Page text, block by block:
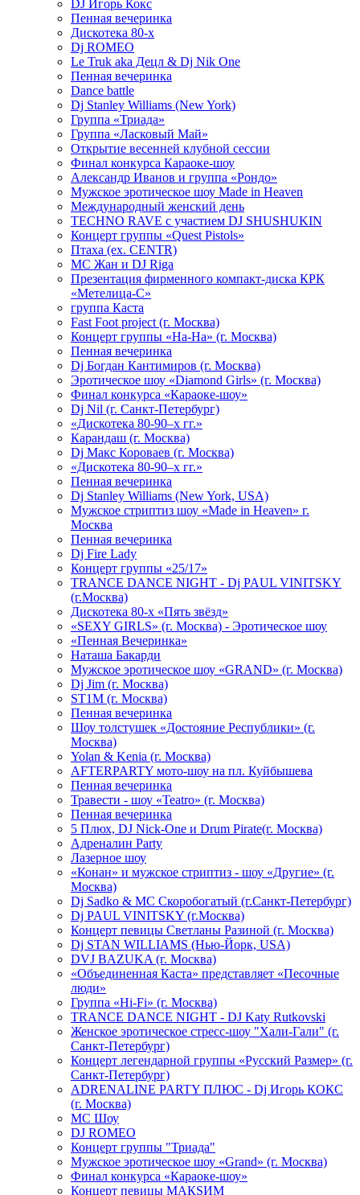
DJ Игорь Кокс
Пенная вечеринка
Дискотека 80-х
Dj ROMEO
Le Truk aka Децл & Dj Nik One
Пенная вечеринка
Dance battle
Dj Stanley Williams (New York)
Группа «Триада»
Группа «Ласковый Май»
Открытие весенней клубной сессии
Финал конкурса Караоке-шоу
Александр Иванов и группа «Рондо»
Мужское эротическое шоу Made in Heaven
Международный женский день
TECHNO RAVE с участием DJ SHUSHUKIN
Концерт группы «Quest Pistols»
Птаха (ex. CENTR)
МС Жан и DJ Riga
Презентация фирменного компакт-диска КРК
«Метелица-С»
группа Каста
Fast Foot project (г. Москва)
Концерт группы «На-На» (г. Москва)
Пенная вечеринка
Dj Богдан Кантимиров (г. Москва)
Эротическое шоу «Diamond Girls» (г. Москва)
Финал конкурса «Караоке-шоу»
Dj Nil (г. Санкт-Петербург)
«Дискотека 80-90–х гг.»
Карандаш (г. Москва)
Dj Макс Короваев (г. Москва)
«Дискотека 80-90–х гг.»
Пенная вечеринка
Dj Stanley Williams (New York, USA)
Мужское стриптиз шоу «Made in Heaven» г.
Москва
Пенная вечеринка
Dj Fire Lady
Концерт группы «25/17»
TRANCE DANCE NIGHT - Dj PAUL VINITSKY
(г.Москва)
Дискотека 80-х «Пять звёзд»
«SEXY GIRLS» (г. Москва) - Эротическое шоу
«Пенная Вечеринка»
Hаташа Бакарди
Мужское эротическое шоу «GRAND» (г. Москва)
Dj Jim (г. Москва)
ST1M (г. Москва)
Пенная вечеринка
Шоу толстушек «Достояние Республики» (г.
Москва)
Yolan & Kenia (г. Москва)
AFTERPARTY мото-шоу на пл. Куйбышева
Пенная вечеринка
Травести - шоу «Teatro» (г. Москва)
Пенная вечеринка
5 Плюх, DJ Nick-One и Drum Pirate(г. Москва)
Адреналин Party
Лазерное шоу
«Конан» и мужское стриптиз - шоу «Другие» (г.
Москва)
Dj Sadko & МС Скоробогатый (г.Санкт-Петербург)
Dj PAUL VINITSKY (г.Москва)
Концерт певицы Светланы Разиной (г. Москва)
Dj STAN WILLIAMS (Нью-Йорк, USA)
DVJ BAZUKA (г. Москва)
«Объединенная Каста» представляет «Песочные
люди»
Группа «Hi-Fi» (г. Москва)
TRANCE DANCE NIGHT - DJ Katy Rutkovski
Женское эротическое стресс-шоу "Хали-Гали" (г.
Санкт-Петербург)
Концерт легендарной группы «Русский Размер» (г.
Санкт-Петербург)
ADRENALINE PARTY ПЛЮС - Dj Игорь КОКС
(г. Москва)
MC Шоу
DJ ROMEO
Концерт группы "Триада"
Мужское эротическое шоу «Grand» (г. Москва)
Финал конкурса «Караоке-шоу»
Концерт певицы МАКSИМ